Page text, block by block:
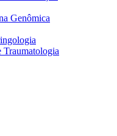
Genômica
Traumatologia